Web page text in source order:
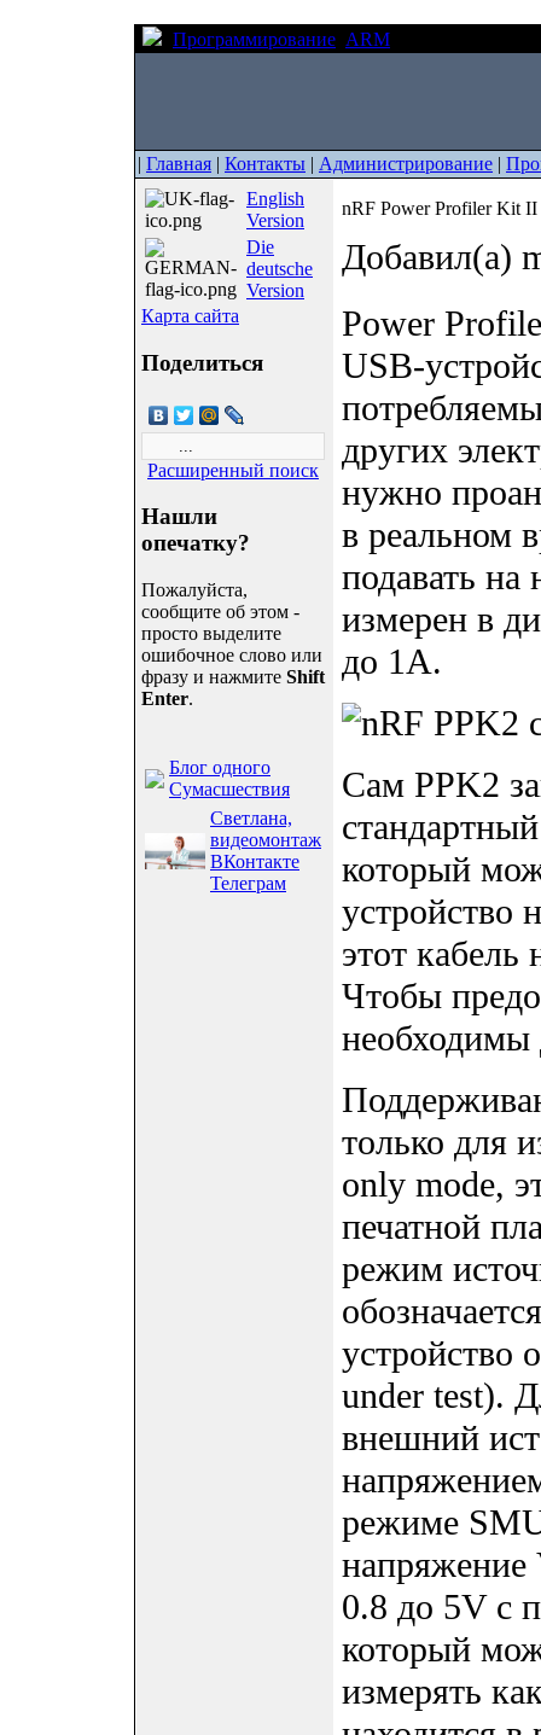
Программирование ARM
| Главная | Контакты | Администрирование |
English
Version
Die
deutsche
Version
Карта сайта
Поделиться
Расширенный поиск
Нашли
опечатку?
Пожалуйста,
сообщите об этом -
просто выделите
ошибочное слово или
фразу и нажмите Shift
Enter.
Блог одного
Сумасшествия
Светлана,
видеомонтаж
ВКонтакте
Телеграм
nRF Power Profiler Kit II
Добавил(а)
Power
USB-
других
нужно
в реальном
подавать
измерен в
до 1A.
Сам PPK2
который
устройство
этот
Чтобы
необходимы
только для
only mode,
печатной
режим
устройство
under test).
внешний
режиме
напряжение
0.8 до 5V с
который
измерять